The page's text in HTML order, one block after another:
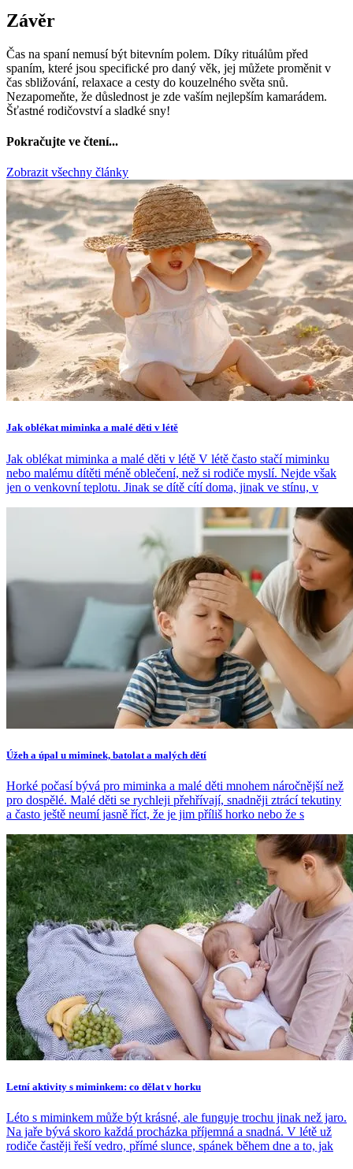
Závěr
Čas na spaní nemusí být bitevním polem. Díky rituálům před
spaním, které jsou specifické pro daný věk, jej můžete proměnit v
čas sbližování, relaxace a cesty do kouzelného světa snů.
Nezapomeňte, že důslednost je zde vaším nejlepším kamarádem.
Šťastné rodičovství a sladké sny!
Pokračujte ve čtení...
Zobrazit všechny články
Jak oblékat miminka a malé děti v létě
Jak oblékat miminka a malé děti v létě V létě často stačí miminku
nebo malému dítěti méně oblečení, než si rodiče myslí. Nejde však
jen o venkovní teplotu. Jinak se dítě cítí doma, jinak ve stínu, v
Úžeh a úpal u miminek, batolat a malých dětí
Horké počasí bývá pro miminka a malé děti mnohem náročnější než
pro dospělé. Malé děti se rychleji přehřívají, snadněji ztrácí tekutiny
a často ještě neumí jasně říct, že je jim příliš horko nebo že s
Letní aktivity s miminkem: co dělat v horku
Léto s miminkem může být krásné, ale funguje trochu jinak než jaro.
Na jaře bývá skoro každá procházka příjemná a snadná. V létě už
rodiče častěji řeší vedro, přímé slunce, spánek během dne a to, jak